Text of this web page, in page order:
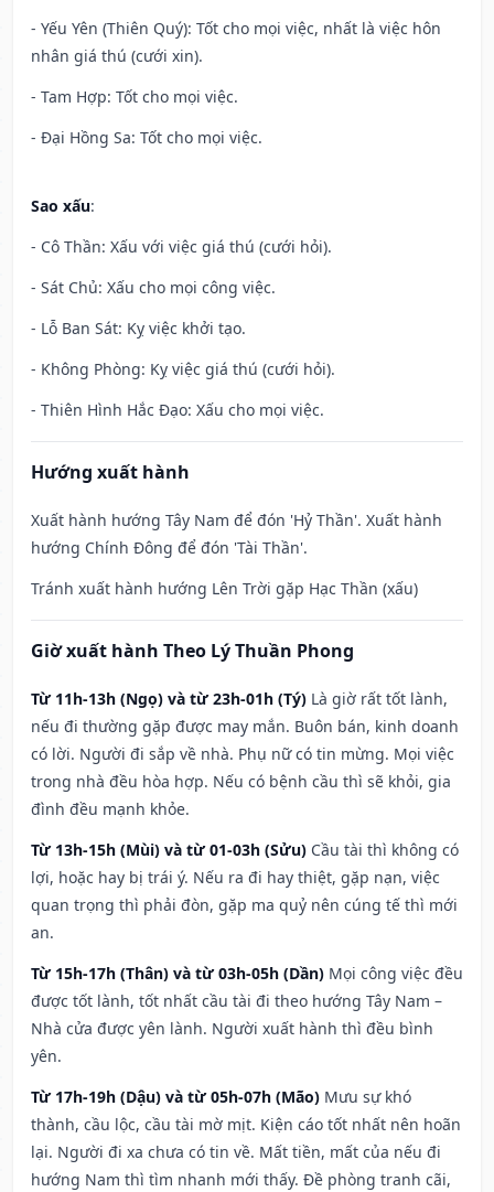
- Yếu Yên (Thiên Quý): Tốt cho mọi việc, nhất là việc hôn
nhân giá thú (cưới xin).
- Tam Hợp: Tốt cho mọi việc.
- Đại Hồng Sa: Tốt cho mọi việc.
Sao xấu:
- Cô Thần: Xấu với việc giá thú (cưới hỏi).
- Sát Chủ: Xấu cho mọi công việc.
- Lỗ Ban Sát: Kỵ việc khởi tạo.
- Không Phòng: Kỵ việc giá thú (cưới hỏi).
- Thiên Hình Hắc Đạo: Xấu cho mọi việc.
Hướng xuất hành
Xuất hành hướng Tây Nam để đón 'Hỷ Thần'. Xuất hành
hướng Chính Đông để đón 'Tài Thần'.
Tránh xuất hành hướng Lên Trời gặp Hạc Thần (xấu)
Giờ xuất hành Theo Lý Thuần Phong
Từ 11h-13h (Ngọ) và từ 23h-01h (Tý) Là giờ rất tốt lành,
nếu đi thường gặp được may mắn. Buôn bán, kinh doanh
có lời. Người đi sắp về nhà. Phụ nữ có tin mừng. Mọi việc
trong nhà đều hòa hợp. Nếu có bệnh cầu thì sẽ khỏi, gia
đình đều mạnh khỏe.
Từ 13h-15h (Mùi) và từ 01-03h (Sửu) Cầu tài thì không có
lợi, hoặc hay bị trái ý. Nếu ra đi hay thiệt, gặp nạn, việc
quan trọng thì phải đòn, gặp ma quỷ nên cúng tế thì mới
an.
Từ 15h-17h (Thân) và từ 03h-05h (Dần) Mọi công việc đều
được tốt lành, tốt nhất cầu tài đi theo hướng Tây Nam –
Nhà cửa được yên lành. Người xuất hành thì đều bình
yên.
Từ 17h-19h (Dậu) và từ 05h-07h (Mão) Mưu sự khó
thành, cầu lộc, cầu tài mờ mịt. Kiện cáo tốt nhất nên hoãn
lại. Người đi xa chưa có tin về. Mất tiền, mất của nếu đi
hướng Nam thì tìm nhanh mới thấy. Đề phòng tranh cãi,